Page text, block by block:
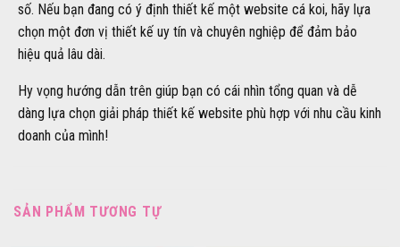
số. Nếu bạn đang có ý định thiết kế một website cá koi, hãy lựa
chọn một đơn vị thiết kế uy tín và chuyên nghiệp để đảm bảo
hiệu quả lâu dài.
Hy vọng hướng dẫn trên giúp bạn có cái nhìn tổng quan và dễ
dàng lựa chọn giải pháp thiết kế website phù hợp với nhu cầu kinh
doanh của mình!
SẢN PHẨM TƯƠNG TỰ